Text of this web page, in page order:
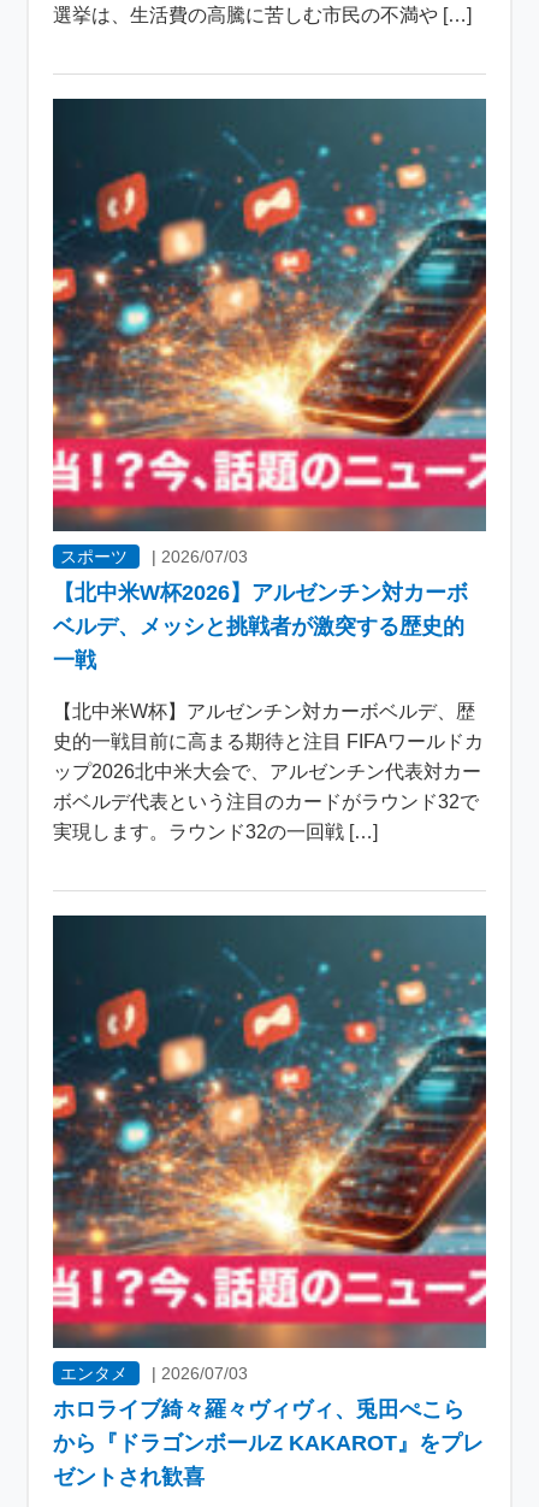
選挙は、生活費の高騰に苦しむ市民の不満や […]
スポーツ |2026/07/03
【北中米W杯2026】アルゼンチン対カーボ
ベルデ、メッシと挑戦者が激突する歴史的
一戦
【北中米W杯】アルゼンチン対カーボベルデ、歴
史的一戦目前に高まる期待と注目 FIFAワールドカ
ップ2026北中米大会で、アルゼンチン代表対カー
ボベルデ代表という注目のカードがラウンド32で
実現します。ラウンド32の一回戦 […]
エンタメ |2026/07/03
ホロライブ綺々羅々ヴィヴィ、兎田ぺこら
から『ドラゴンボールZ KAKAROT』をプレ
ゼントされ歓喜